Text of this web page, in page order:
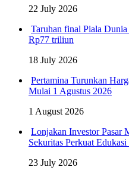
22 July 2026
Taruhan final Piala
Rp77 triliun
18 July 2026
Pertamina Turunkan
Mulai 1 Agustus 2026
1 August 2026
Lonjakan Investor Pasar
Sekuritas Perkuat
23 July 2026